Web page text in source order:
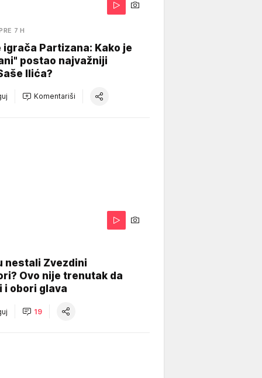
7 H
igrača Partizana: Kako je
postao najvažniji
Ilića?
Komentariši
nestali Zvezdini
Ovo nije trenutak da
i obori glava
19